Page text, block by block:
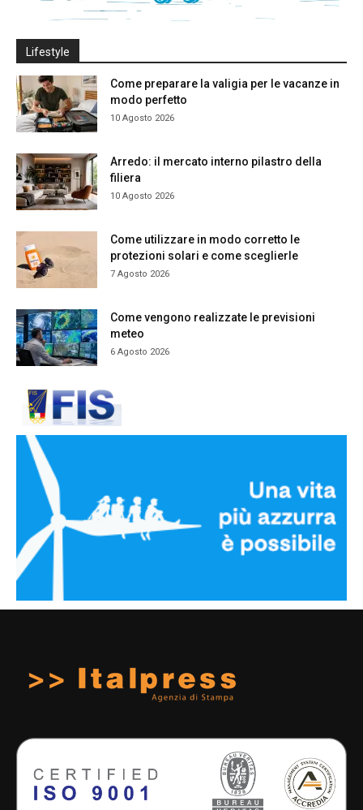
Lifestyle
Come preparare la valigia per le vacanze in
modo perfetto
10 Agosto 2026
Arredo: il mercato interno pilastro della
filiera
10 Agosto 2026
Come utilizzare in modo corretto le
protezioni solari e come sceglierle
7 Agosto 2026
Come vengono realizzate le previsioni
meteo
6 Agosto 2026